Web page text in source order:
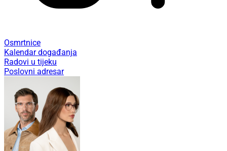
Osmrtnice
Kalendar događanja
Radovi u tijeku
Poslovni adresar